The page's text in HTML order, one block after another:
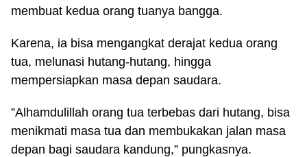
membuat kedua orang tuanya bangga.
Karena, ia bisa mengangkat derajat kedua orang
tua, melunasi hutang-hutang, hingga
mempersiapkan masa depan saudara.
”Alhamdulillah orang tua terbebas dari hutang, bisa
menikmati masa tua dan membukakan jalan masa
depan bagi saudara kandung,” pungkasnya.